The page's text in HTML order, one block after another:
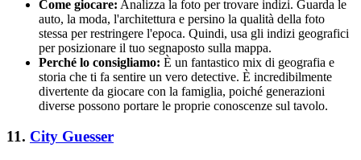
Come giocare: Analizza la foto per trovare indizi. Guarda le
auto, la moda, l'architettura e persino la qualità della foto
stessa per restringere l'epoca. Quindi, usa gli indizi geografici
per posizionare il tuo segnaposto sulla mappa.
Perché lo consigliamo: È un fantastico mix di geografia e
storia che ti fa sentire un vero detective. È incredibilmente
divertente da giocare con la famiglia, poiché generazioni
diverse possono portare le proprie conoscenze sul tavolo.
11. City Guesser